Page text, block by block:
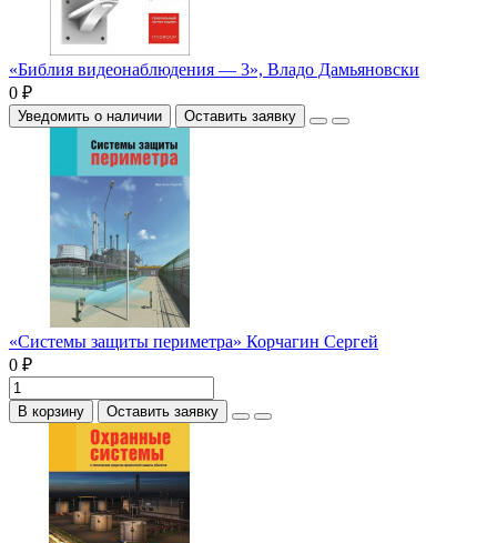
«Библия видеонаблюдения — 3», Владо Дамьяновски
0 ₽
Уведомить о наличии Оставить заявку
«Системы защиты периметра» Корчагин Сергей
0 ₽
В корзину Оставить заявку